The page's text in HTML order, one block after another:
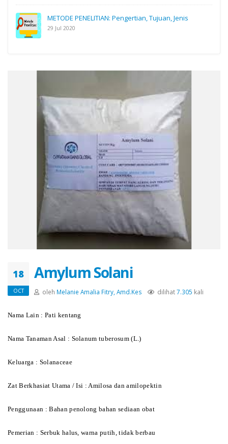
METODE PENELITIAN: Pengertian, Tujuan, Jenis
29 Jul 2020
18
OCT
Amylum Solani
oleh Melanie Amalia Fitry, Amd.Kes dilihat7.305 kali
Nama Lain : Pati kentang
Nama Tanaman Asal : Solanum tuberosum (L.)
Keluarga : Solanaceae
Zat Berkhasiat Utama / Isi : Amilosa dan amilopektin
Penggunaan : Bahan penolong bahan sediaan obat
Pemerian : Serbuk halus, warna putih, tidak berbau